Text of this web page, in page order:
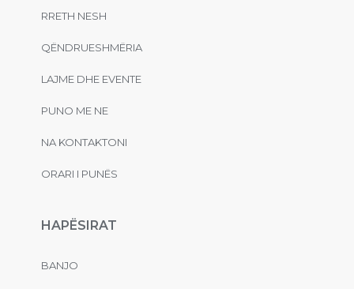
RRETH NESH
QËNDRUESHMËRIA
LAJME DHE EVENTE
PUNO ME NE
NA KONTAKTONI
ORARI I PUNËS
HAPËSIRAT
BANJO